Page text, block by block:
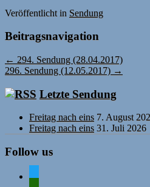
Veröffentlicht in Sendung
Beitragsnavigation
← 294. Sendung (28.04.2017)
296. Sendung (12.05.2017) →
Letzte Sendung
Freitag nach eins 7. August
Freitag nach eins 31. Juli 2026
Follow us